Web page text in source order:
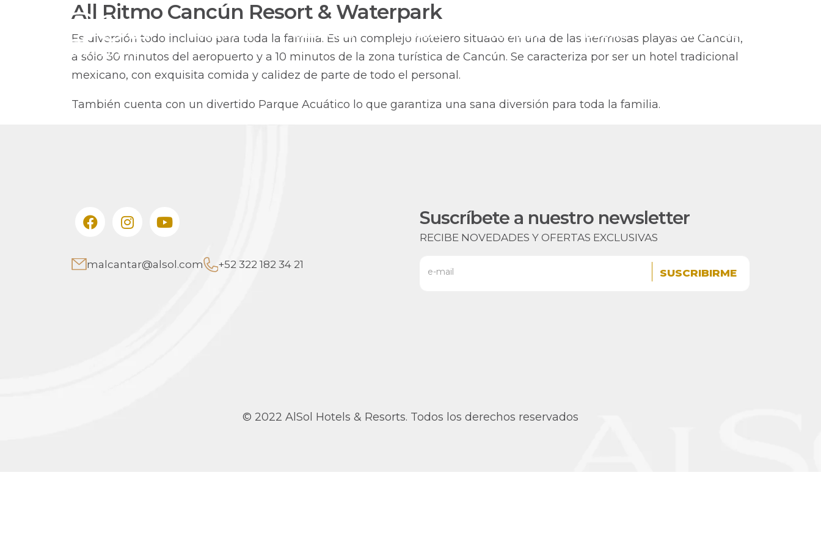
NOSOTROS SERVICIOS MARCAS DESTINOS BODAS CONTACTOS
All Ritmo Cancún Resort & Waterpark
Es diversión todo incluido para toda la familia. Es un complejo hotelero situado en una de las hermosas playas de Cancún,
a sólo 30 minutos del aeropuerto y a 10 minutos de la zona turística de Cancún. Se caracteriza por ser un hotel tradicional
mexicano, con exquisita comida y calidez de parte de todo el personal.
También cuenta con un divertido Parque Acuático lo que garantiza una sana diversión para toda la familia.
malcantar@alsol.com +52 322 182 34 21
Suscríbete a nuestro newsletter
RECIBE NOVEDADES Y OFERTAS EXCLUSIVAS
© 2022 AlSol Hotels & Resorts. Todos los derechos reservados